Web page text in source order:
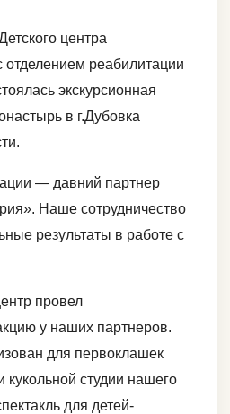
центра
реабилитации
экскурсионная
в г.Дубовка
— давний партнер
Наше сотрудничество
результаты в работе с
провел
у наших партнеров.
для первоклашек
кукольной студии нашего
для детей-